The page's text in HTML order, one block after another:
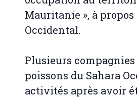
Mauritanie », à
Occidental.
Plusieurs
poissons du Sahara
activités après avoir